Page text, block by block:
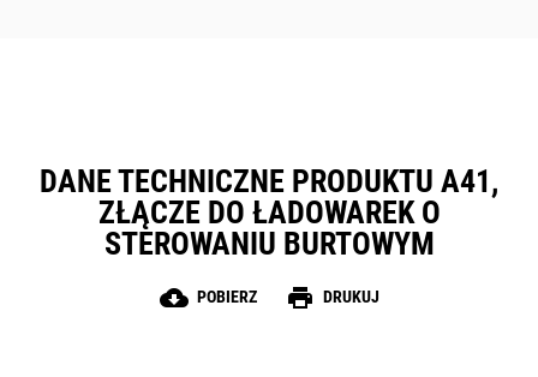
wydajnością.
DANE TECHNICZNE PRODUKTU A41,
ZŁĄCZE DO ŁADOWAREK O
STEROWANIU BURTOWYM
cloud_download POBIERZ print DRUKUJ